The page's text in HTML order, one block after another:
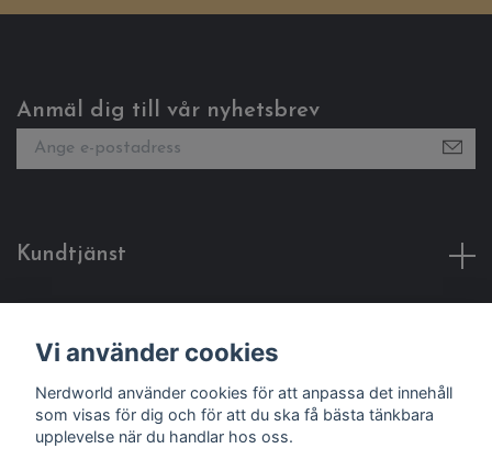
Anmäl dig till vår nyhetsbrev
Kundtjänst
Sociala medier
Vi använder cookies
Nerdworld använder cookies för att anpassa det innehåll
som visas för dig och för att du ska få bästa tänkbara
upplevelse när du handlar hos oss.